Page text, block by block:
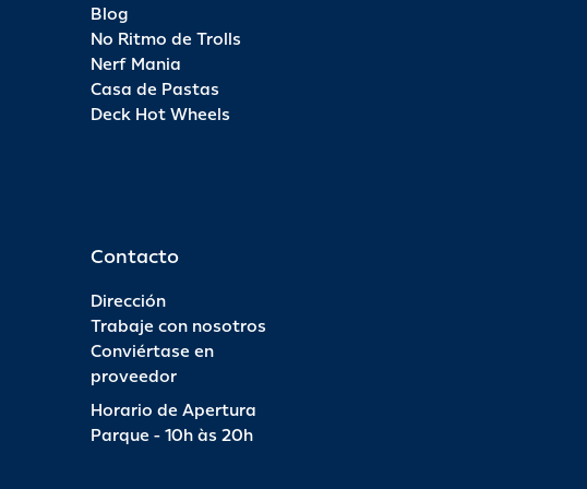
Blog
No Ritmo de Trolls
Nerf Mania
Casa de Pastas
Deck Hot Wheels
Contacto
Dirección
Trabaje con nosotros
Conviértase en
proveedor
Horario de Apertura
Parque - 10h às 20h